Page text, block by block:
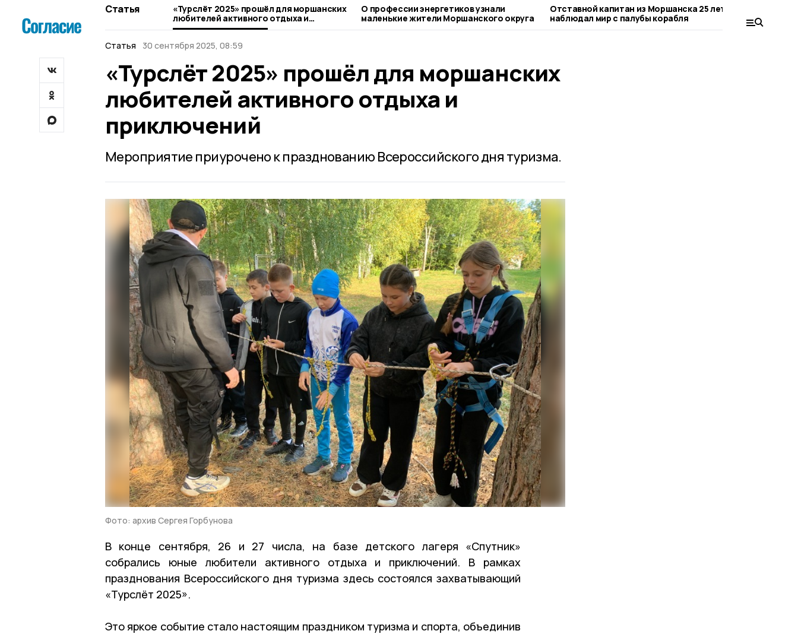
Статья
«Турслёт 2025» прошёл для моршанских
любителей активного отдыха и
приключений
О профессии энергетиков узнали
маленькие жители Моршанского округа
Отставной капитан из Моршанска 25 лет
наблюдал мир с палубы корабля
службы в
поведал
Статья
30 сентября 2025, 08:59
«Турслёт 2025» прошёл для моршанских
любителей активного отдыха и
приключений
Мероприятие приурочено к празднованию Всероссийского дня туризма.
Фото: архив Сергея Горбунова
В конце сентября, 26 и 27 числа, на базе детского лагеря «Спутник»
собрались юные любители активного отдыха и приключений. В рамках
празднования Всероссийского дня туризма здесь состоялся захватывающий
«Турслёт 2025».
Это яркое событие стало настоящим праздником туризма и спорта, объединив